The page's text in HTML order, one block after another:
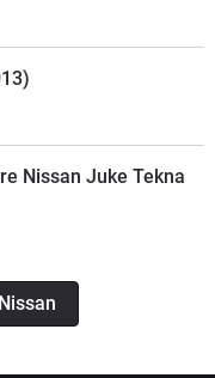
Nissan Juke Tekna